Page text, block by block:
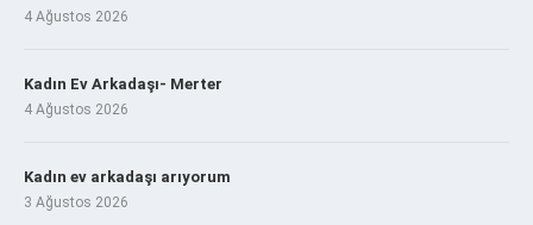
4 Ağustos 2026
Kadın Ev Arkadaşı- Merter
4 Ağustos 2026
Kadın ev arkadaşı arıyorum
3 Ağustos 2026